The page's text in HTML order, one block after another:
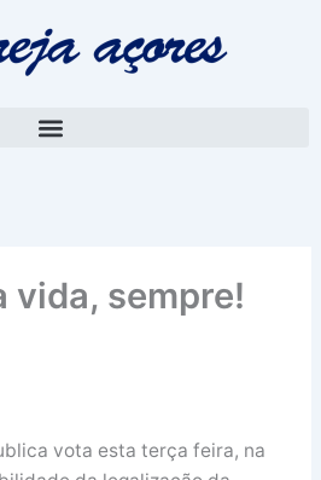
vida, sempre!
vota esta terça feira, na